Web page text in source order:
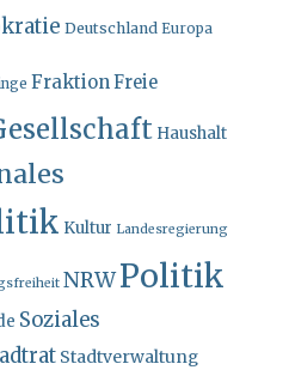
Deutschland Europa
FraktionFreie
Haushalt
Kultur Landesregierung
NRWPolitik
Soziales
Stadtverwaltung